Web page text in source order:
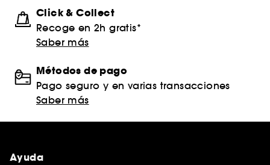
Click & Collect
Recoge en 2h gratis*
Saber más
Métodos de pago
Pago seguro y en varias transacciones
Saber más
Ayuda